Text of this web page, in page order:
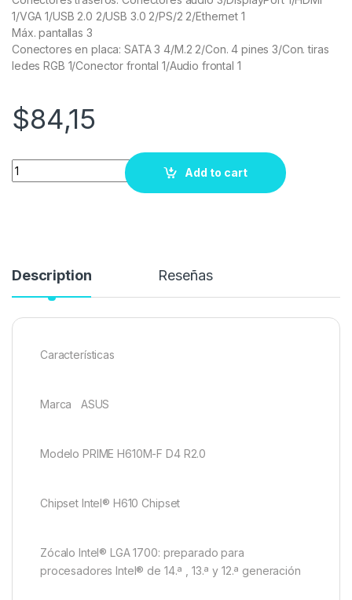
1/VGA 1/USB 2.0 2/USB 3.0 2/PS/2 2/Ethernet 1
Máx. pantallas 3
Conectores en placa: SATA 3 4/M.2 2/Con. 4 pines 3/Con. tiras
ledes RGB 1/Conector frontal 1/Audio frontal 1
$84,15
Quantity
Add to cart
Description Reseñas
Características
Marca ASUS
Modelo PRIME H610M-F D4 R2.0
Chipset Intel® H610 Chipset
Zócalo Intel® LGA 1700: preparado para
procesadores Intel® de 14.ª , 13.ª y 12.ª generación